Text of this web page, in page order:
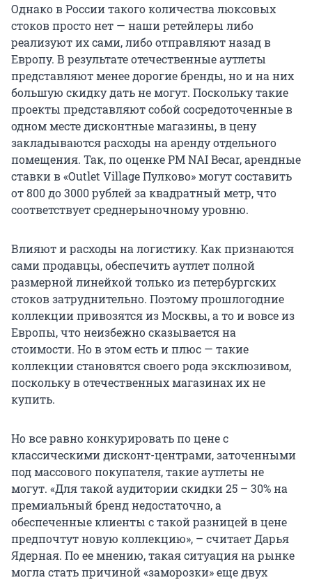
Однако в России такого количества люксовых
стоков просто нет — наши ретейлеры либо
реализуют их сами, либо отправляют назад в
Европу. В результате отечественные аутлеты
представляют менее дорогие бренды, но и на них
большую скидку дать не могут. Поскольку такие
проекты представляют собой сосредоточенные в
одном месте дисконтные магазины, в цену
закладываются расходы на аренду отдельного
помещения. Так, по оценке PM NAI Becar, арендные
ставки в «Outlet Village Пулково» могут составить
от 800 до 3000 рублей за квадратный метр, что
соответствует среднерыночному уровню.
Влияют и расходы на логистику. Как признаются
сами продавцы, обеспечить аутлет полной
размерной линейкой только из петербургских
стоков затруднительно. Поэтому прошлогодние
коллекции привозятся из Москвы, а то и вовсе из
Европы, что неизбежно сказывается на
стоимости. Но в этом есть и плюс — такие
коллекции становятся своего рода эксклюзивом,
поскольку в отечественных магазинах их не
купить.
Но все равно конкурировать по цене с
классическими дисконт-центрами, заточенными
под массового покупателя, такие аутлеты не
могут. «Для такой аудитории скидки 25 – 30% на
премиальный бренд недостаточно, а
обеспеченные клиенты с такой разницей в цене
предпочтут новую коллекцию», – считает Дарья
Ядерная. По ее мнению, такая ситуация на рынке
могла стать причиной «заморозки» еще двух